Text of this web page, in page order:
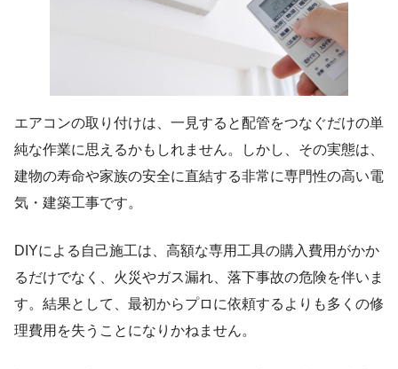
エアコンの取り付けは、一見すると配管をつなぐだけの単
純な作業に思えるかもしれません。しかし、その実態は、
建物の寿命や家族の安全に直結する非常に専門性の高い電
気・建築工事です。
DIYによる自己施工は、高額な専用工具の購入費用がかか
るだけでなく、火災やガス漏れ、落下事故の危険を伴いま
す。結果として、最初からプロに依頼するよりも多くの修
理費用を失うことになりかねません。